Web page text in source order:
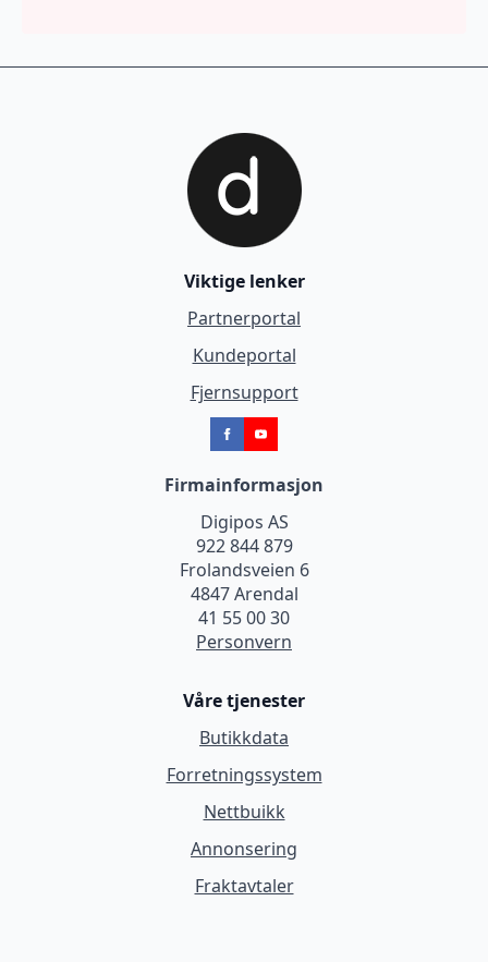
Våre tjenester
Butikkdata
Forretningssystem
Nettbuikk
Annonsering
Fraktavtaler
Firmainformasjon
Digipos AS
922 844 879
Frolandsveien 6
4847 Arendal
41 55 00 30
Personvern
Viktige lenker
Partnerportal
Kundeportal
Fjernsupport